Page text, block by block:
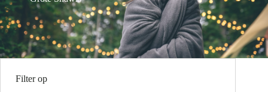
Filter op